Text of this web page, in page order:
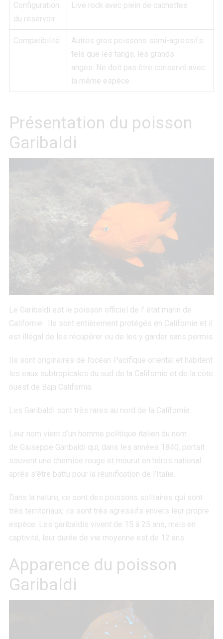
Configuration
du réservoir:
Live rock avec plein de cachettes
Compatibilité:
Autres gros poissons semi-agressifs
tels que les tangs, les grands
anges. Ne doit pas être conservé avec
la même espèce
Présentation du poisson
Garibaldi
Le Garibaldi est le poisson officiel de l’ état marin de
Californie . Ils sont entièrement protégés en Californie et il
est illégal de les récupérer ou de les y garder sans permis.
Ils sont originaires de l’océan Pacifique oriental et habitent
les eaux subtropicales du sud de la Californie et de la côte
ouest de Baja California.
Les Garibaldi sont très rares au nord de la Californie.
Leur nom vient d’un homme politique italien du nom
de Giuseppe Garibaldi qui, dans les années 1840, portait
souvent une chemise rouge et mourut en héros national
après s’être battu pour la réunification de l’Italie.
Dans la nature, ce sont des poissons solitaires qui sont
très territoriaux; ils sont très agressifs envers leur propre
espèce. Les garibaldis vivent de 15 à 25 ans, mais en
captivité, leur durée de vie moyenne est de 12 ans.
Apparence du poisson
Garibaldi